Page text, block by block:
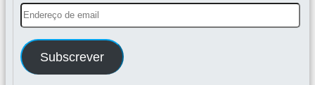
Endereço
de
Subscrever